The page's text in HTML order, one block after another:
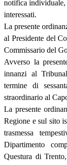
notifica
interessati.
La presente
al Presidente del
Commissario del
Avverso la
innanzi al
termine di
straordinario al
La presente
Regione e sul sito
trasmessa
Dipartimento
Questura di